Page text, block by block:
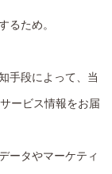
るため。
手段によって、当
ービス情報をお届
ータやマーケティ